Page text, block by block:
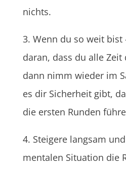
nichts.
3. Wenn du so weit
daran, dass du alle Zeit
dann nimm wieder im
es dir Sicherheit gibt,
die ersten Runden
4. Steigere langsam
mentalen Situation die